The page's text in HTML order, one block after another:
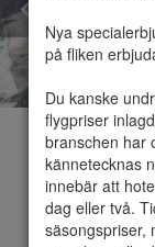
Nya
på fliken
Du kanske
flygpriser
branschen har
kännetecknas
innebär att
dag eller två.
säsongspriser,